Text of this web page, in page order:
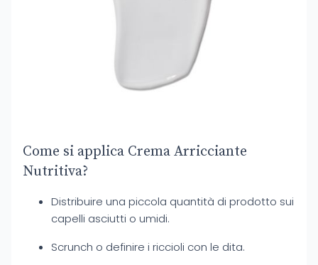
Come si applica Crema Arricciante
Nutritiva?
Distribuire una piccola quantità di prodotto sui
capelli asciutti o umidi.
Scrunch o definire i riccioli con le dita.